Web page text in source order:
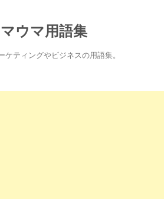
ケティングやビジネスの用語集。